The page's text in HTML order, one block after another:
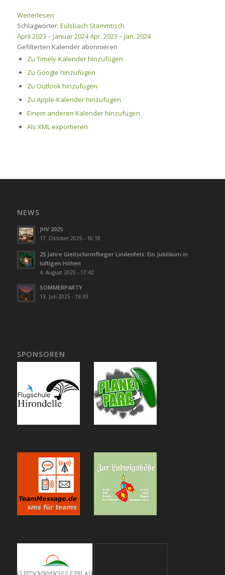
Weiterlesen
Schlagwörter: Eulsbach Stammtisch
April 2023 – Januar 2024Apr. 2023 – Jan. 2024
Gefilterten Kalender abonnieren
Zu Timely-Kalender hinzufügen
Zu Google hinzufügen
Zu Outlook hinzufügen
Zu Apple-Kalender hinzufügen
Einem anderen Kalender hinzufügen
Als XML exportieren
NEWS
JHV 2025
17. Oktober 2025 - 16:18
25 Jahre Gleitschirmflieger Lindenfels: Ein Jubiläum in
luftigen Höhen
4. August 2025 - 17:42
SOMMERPARTY
13. Juli 2025 - 19:33
SPONSOREN